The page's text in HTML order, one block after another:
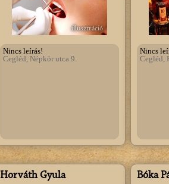
illusztráció
Nincs leírás!
Cegléd, Népkör utca 9.
Nincs
Cegléd,
Horváth Gyula Bóka